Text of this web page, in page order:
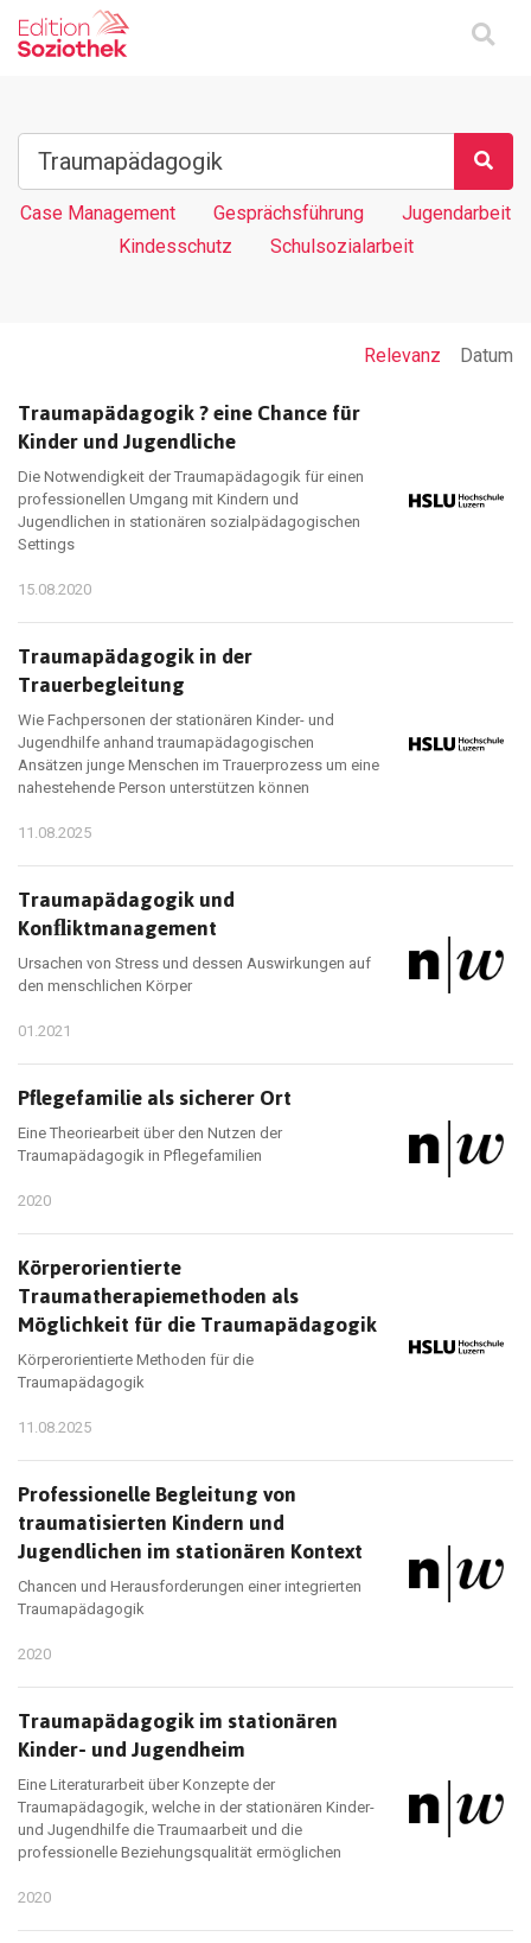
Case Management Gesprächsführung
Jugendarbeit
Kindesschutz
Schulsozialarbeit
Relevanz Datum
Traumapädagogik ? eine Chance für
Kinder und Jugendliche
Die Notwendigkeit der Traumapädagogik für einen
professionellen Umgang mit Kindern und
Jugendlichen in stationären sozialpädagogischen
Settings
15.08.2020
Traumapädagogik in der
Trauerbegleitung
Wie Fachpersonen der stationären Kinder- und
Jugendhilfe anhand traumapädagogischen
Ansätzen junge Menschen im Trauerprozess um eine
nahestehende Person unterstützen können
11.08.2025
Traumapädagogik und
Konﬂiktmanagement
Ursachen von Stress und dessen Auswirkungen auf
den menschlichen Körper
01.2021
Pflegefamilie als sicherer Ort
Eine Theoriearbeit über den Nutzen der
Traumapädagogik in Pflegefamilien
2020
Körperorientierte
Traumatherapiemethoden als
Möglichkeit für die Traumapädagogik
Körperorientierte Methoden für die
Traumapädagogik
11.08.2025
Professionelle Begleitung von
traumatisierten Kindern und
Jugendlichen im stationären Kontext
Chancen und Herausforderungen einer integrierten
Traumapädagogik
2020
Traumapädagogik im stationären
Kinder- und Jugendheim
Eine Literaturarbeit über Konzepte der
Traumapädagogik, welche in der stationären Kinder-
und Jugendhilfe die Traumaarbeit und die
professionelle Beziehungsqualität ermöglichen
2020